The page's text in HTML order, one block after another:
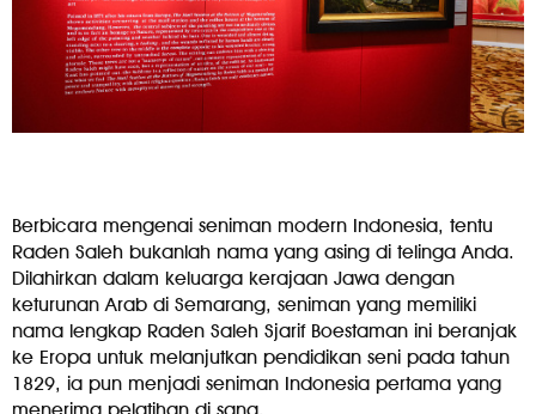
Berbicara mengenai seniman modern Indonesia, tentu
Raden Saleh bukanlah nama yang asing di telinga Anda.
Dilahirkan dalam keluarga kerajaan Jawa dengan
keturunan Arab di Semarang, seniman yang memiliki
nama lengkap Raden Saleh Sjarif Boestaman ini beranjak
ke Eropa untuk melanjutkan pendidikan seni pada tahun
1829, ia pun menjadi seniman Indonesia pertama yang